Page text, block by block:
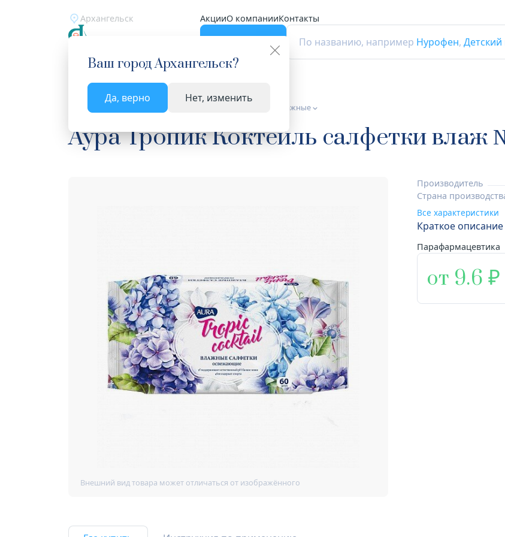
Архангельск АкцииО компанииКонтакты
По названию, например Нурофен, Детский
Ваш городАрхангельск?
Да, верно Нет, изменить
Главная Каталог Средства гигиены Салфетки влажные
Аура Тропик Коктейль салфетки влаж
Производитель
Страна
Все характеристики
Краткое описание
Парафармацевтика
от 9.6